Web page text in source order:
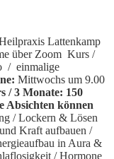
Lattenkamp
über Zoom Kurs /
/ einmalige
Mittwochs um 9.00
3 Monate: 150
Absichten können
/ Lockern & Lösen
Kraft aufbauen /
in Aura &
/ Hormone